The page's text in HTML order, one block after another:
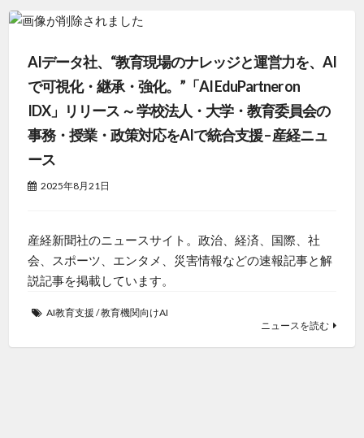
AIデータ社、“教育現場のナレッジと運営力を、AI
で可視化・継承・強化。”「AI EduPartner on
IDX」リリース ～ 学校法人・大学・教育委員会の
事務・授業・政策対応をAIで統合支援 – 産経ニュ
ース
2025年8月21日
産経新聞社のニュースサイト。政治、経済、国際、社
会、スポーツ、エンタメ、災害情報などの速報記事と解
説記事を掲載しています。
AI教育支援 /教育機関向けAI
ニュースを読む